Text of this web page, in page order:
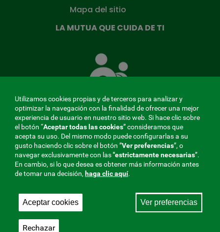
Mapa del sitio
LA MUTUA QUE CUIDA DE TI
Mutua
que
ti
MENÚ
REDES
SOCIALES
V20
Aviso legal|Privacidad
Mutua Colaboradora con la Seguridad Social, 275.
Utilizamos cookies propias y de terceros para analizar y
optimizar la navegación con la finalidad de ofrecer una mejor
experiencia de usuario en nuestro sitio web. Si hace clic sobre
el botón “Aceptar todas las cookies” consideramos que
acepta su uso. Del mismo modo puede configurarlas a su
gusto haciendo clic sobre el botón ”Ver preferencias”, o
navegar exclusivamente con las"estrictamentenecesarias”.
En cambio, si lo que desea es obtener más información antes
de tomar una decisión, haga clic aquí.
Aceptar cookies Ver preferencias
Rechazar